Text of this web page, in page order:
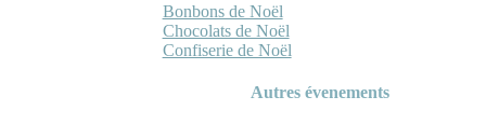
Bonbons de Noël
Chocolats de Noël
Confiserie de Noël
Autres évenements